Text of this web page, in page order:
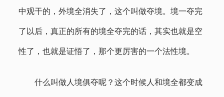
中观干的，外境全消失了，这个叫做夺境。境一夺完
了以后，真正的所有的境全夺完的话，其实也就是空
性了，也就是证悟了，那个更厉害的一个法性境。
什么叫做人境俱夺呢？这个时候人和境全都变成